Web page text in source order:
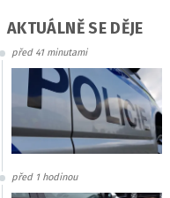
AKTUÁLNĚ SE DĚJE
před 41 minutami
před 1 hodinou